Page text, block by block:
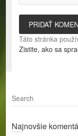
Táto stránka
Zistite, ako sa
S
e
rNajnovšie